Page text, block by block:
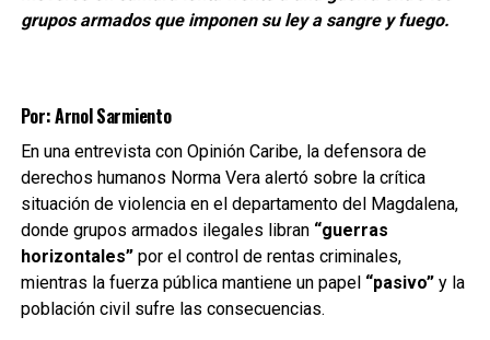
grupos armados que imponen su ley a sangre y fuego.
Por: Arnol Sarmiento
En una entrevista con Opinión Caribe, la defensora de
derechos humanos Norma Vera alertó sobre la crítica
situación de violencia en el departamento del Magdalena,
donde grupos armados ilegales libran “guerras
horizontales”por el control de rentas criminales,
mientras la fuerza pública mantiene un papel “pasivo”y la
población civil sufre las consecuencias.